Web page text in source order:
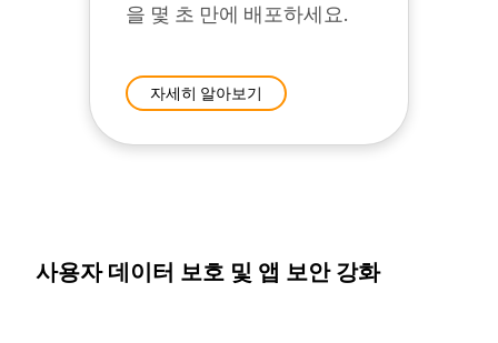
을 몇 초 만에 배포하세요.
자세히 알아보기
사용자 데이터 보호 및 앱 보안 강화